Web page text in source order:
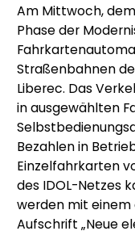
Am Mittwoch,
Phase der
Straßenbahnen
Liberec. Das
in ausgewählten
Bezahlen in
Einzelfahrkarten
des IDOL-Netzes
werden mit
Aufschrift „Neue